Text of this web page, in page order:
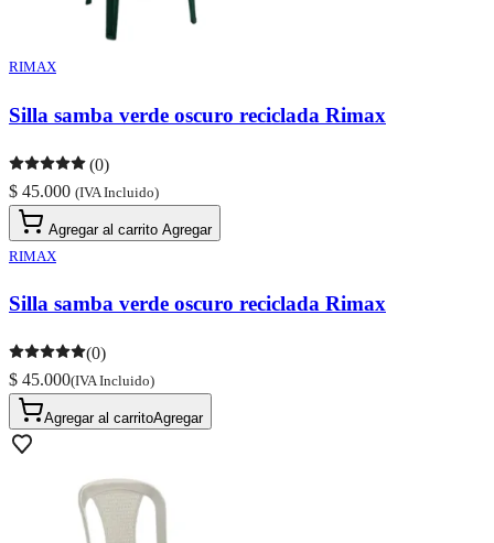
RIMAX
Silla samba verde oscuro reciclada Rimax
(0)
$ 45.000 (IVA Incluido)
Agregar al carrito Agregar
RIMAX
Silla samba verde oscuro reciclada Rimax
(0)
$ 45.000(IVA Incluido)
Agregar al carritoAgregar